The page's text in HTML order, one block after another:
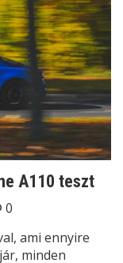
A110 teszt
0
ami ennyire
minden